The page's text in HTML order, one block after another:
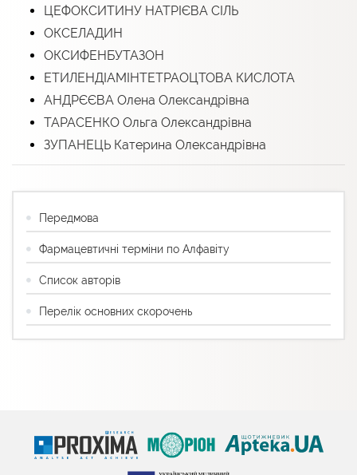
ЦЕФОКСИТИНУ НАТРІЄВА СІЛЬ
ОКСЕЛАДИН
ОКСИФЕНБУТАЗОН
ЕТИЛЕНДІАМІНТЕТРАОЦТОВА КИСЛОТА
АНДРЄЄВА Олена Олександрівна
ТАРАСЕНКО Ольга Олександрівна
ЗУПАНЕЦЬ Катерина Олександрівна
Передмова
Фармацевтичні терміни по Алфавіту
Список авторів
Перелік основних скорочень